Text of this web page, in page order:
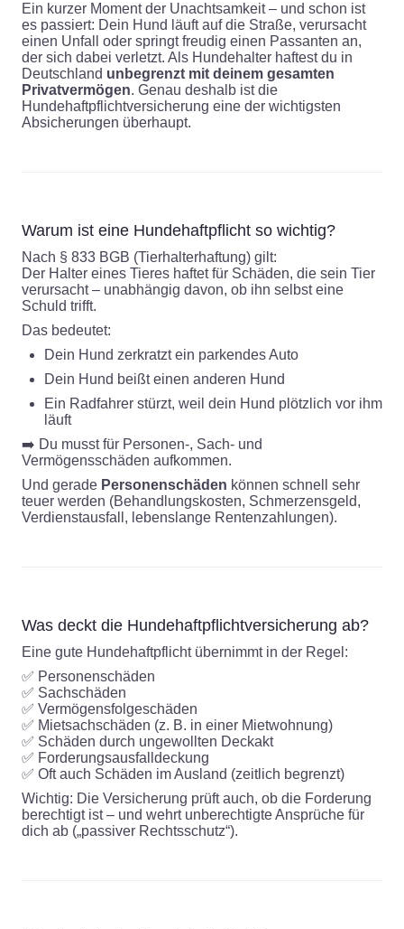
Ein kurzer Moment der Unachtsamkeit – und schon ist
es passiert: Dein Hund läuft auf die Straße, verursacht
einen Unfall oder springt freudig einen Passanten an,
der sich dabei verletzt. Als Hundehalter haftest du in
Deutschland unbegrenzt mit deinem gesamten
Privatvermögen. Genau deshalb ist die
Hundehaftpflichtversicherung eine der wichtigsten
Absicherungen überhaupt.
Warum ist eine Hundehaftpflicht so wichtig?
Nach § 833 BGB (Tierhalterhaftung) gilt:
Der Halter eines Tieres haftet für Schäden, die sein Tier
verursacht – unabhängig davon, ob ihn selbst eine
Schuld trifft.
Das bedeutet:
Dein Hund zerkratzt ein parkendes Auto
Dein Hund beißt einen anderen Hund
Ein Radfahrer stürzt, weil dein Hund plötzlich vor ihm
läuft
➡️ Du musst für Personen-, Sach- und
Vermögensschäden aufkommen.
Und gerade Personenschäden können schnell sehr
teuer werden (Behandlungskosten, Schmerzensgeld,
Verdienstausfall, lebenslange Rentenzahlungen).
Was deckt die Hundehaftpflichtversicherung ab?
Eine gute Hundehaftpflicht übernimmt in der Regel:
✅ Personenschäden
✅ Sachschäden
✅ Vermögensfolgeschäden
✅ Mietsachschäden (z. B. in einer Mietwohnung)
✅ Schäden durch ungewollten Deckakt
✅ Forderungsausfalldeckung
✅ Oft auch Schäden im Ausland (zeitlich begrenzt)
Wichtig: Die Versicherung prüft auch, ob die Forderung
berechtigt ist – und wehrt unberechtigte Ansprüche für
dich ab („passiver Rechtsschutz“).